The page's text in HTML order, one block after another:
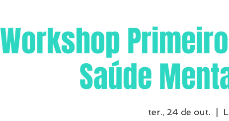
Workshop
Saúde
ter., 24 de out.